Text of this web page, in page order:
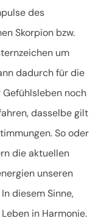
des
Skorpion bzw.
um
dadurch für die
Gefühlsleben noch
dasselbe gilt
So oder
die aktuellen
unseren
diesem Sinne,
in Harmonie.